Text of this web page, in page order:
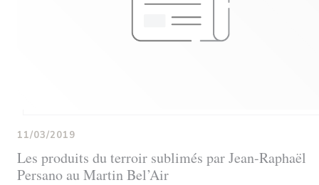
Les produits du terroir sublimés par Jean-Raphaël
Persano au Martin Bel’Air
11/03/2019